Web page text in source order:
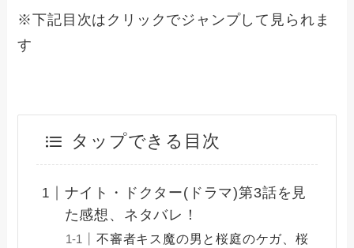
※下記目次はクリックでジャンプして見られま
す
タップできる目次
ナイト・ドクター(ドラマ)第3話を見
た感想、ネタバレ！
不審者キス魔の男と桜庭のケガ、桜